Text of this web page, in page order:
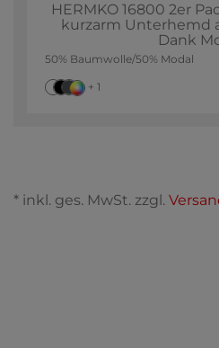
HERMKO 16800 2er
kurzarm Unterhemd
Dank
50% Baumwolle/50% Modal
+ 1
* inkl. ges. MwSt. zzgl.